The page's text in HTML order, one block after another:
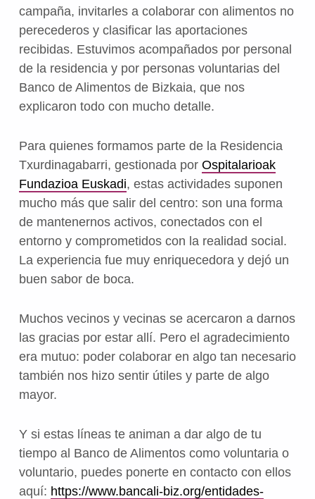
campaña, invitarles a colaborar con alimentos no
perecederos y clasificar las aportaciones
recibidas. Estuvimos acompañados por personal
de la residencia y por personas voluntarias del
Banco de Alimentos de Bizkaia, que nos
explicaron todo con mucho detalle.
Para quienes formamos parte de la Residencia
Txurdinagabarri, gestionada por Ospitalarioak
Fundazioa Euskadi, estas actividades suponen
mucho más que salir del centro: son una forma
de mantenernos activos, conectados con el
entorno y comprometidos con la realidad social.
La experiencia fue muy enriquecedora y dejó un
buen sabor de boca.
Muchos vecinos y vecinas se acercaron a darnos
las gracias por estar allí. Pero el agradecimiento
era mutuo: poder colaborar en algo tan necesario
también nos hizo sentir útiles y parte de algo
mayor.
Y si estas líneas te animan a dar algo de tu
tiempo al Banco de Alimentos como voluntaria o
voluntario, puedes ponerte en contacto con ellos
aquí: https://www.bancali-biz.org/entidades-